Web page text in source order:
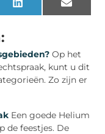
LinkedInEmail
Op het
kunt u dit
Zo zijn er
Een goede Helium
de feestjes. De